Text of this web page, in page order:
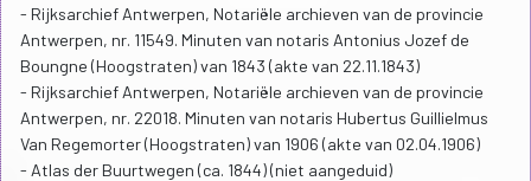
- Rijksarchief Antwerpen, Notariële archieven van de provincie
Antwerpen, nr. 11549. Minuten van notaris Antonius Jozef de
Boungne (Hoogstraten) van 1843 (akte van 22.11.1843)
- Rijksarchief Antwerpen, Notariële archieven van de provincie
Antwerpen, nr. 22018. Minuten van notaris Hubertus Guillielmus
Van Regemorter (Hoogstraten) van 1906 (akte van 02.04.1906)
- Atlas der Buurtwegen (ca. 1844) (niet aangeduid)